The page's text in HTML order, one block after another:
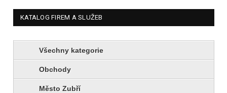
KATALOG FIREM A SLUŽEB
Všechny kategorie
Obchody
Město Zubří